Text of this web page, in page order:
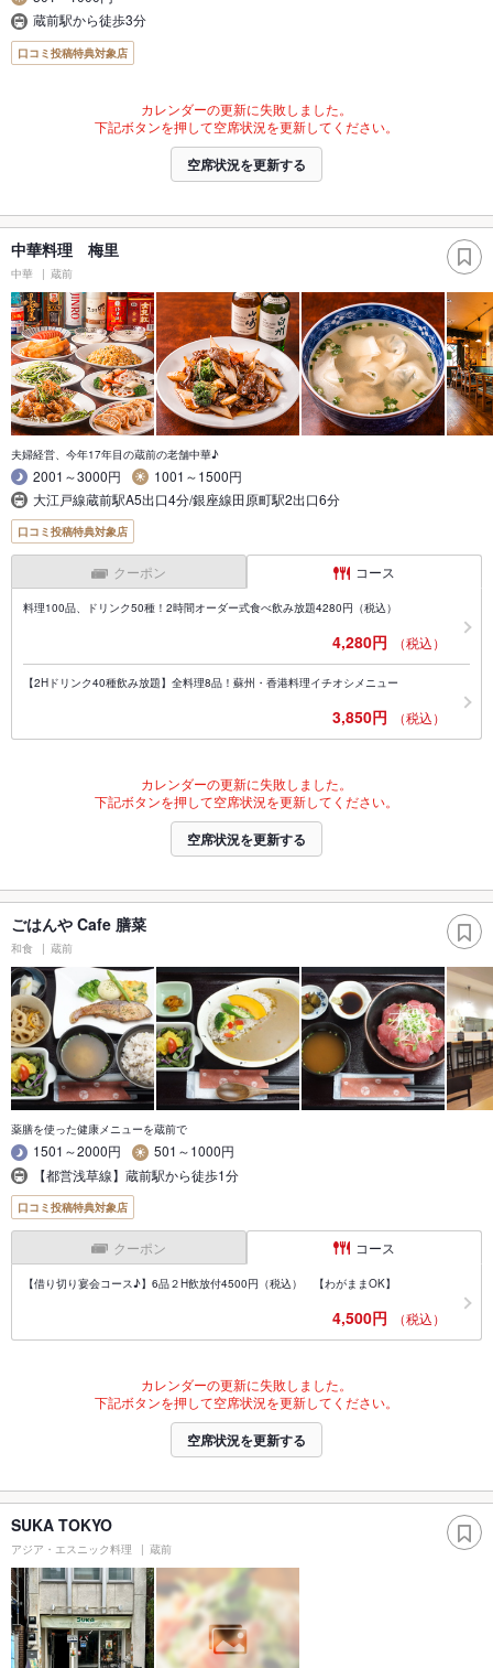
蔵前駅から徒歩3分
口コミ投稿特典対象店
カレンダーの更新に失敗しました。
下記ボタンを押して空席状況を更新してください。
空席状況を更新する
中華料理 梅里
中華 蔵前
夫婦経営、今年17年目の蔵前の老舗中華♪
2001～3000円
1001～1500円
大江戸線蔵前駅A5出口4分/銀座線田原町駅2出口6分
口コミ投稿特典対象店
クーポン コース
料理100品、ドリンク50種！2時間オーダー式食べ飲み放題4280円（税込）
4,280円 （税込）
【2Hドリンク40種飲み放題】全料理8品！蘇州・香港料理イチオシメニュー
3,850円 （税込）
カレンダーの更新に失敗しました。
下記ボタンを押して空席状況を更新してください。
空席状況を更新する
ごはんや Cafe 膳菜
和食 蔵前
薬膳を使った健康メニューを蔵前で
1501～2000円
501～1000円
【都営浅草線】蔵前駅から徒歩1分
口コミ投稿特典対象店
クーポン コース
【借り切り宴会コース♪】6品２H飲放付4500円（税込） 【わがままOK】
4,500円 （税込）
カレンダーの更新に失敗しました。
下記ボタンを押して空席状況を更新してください。
空席状況を更新する
SUKA TOKYO
アジア・エスニック料理 蔵前